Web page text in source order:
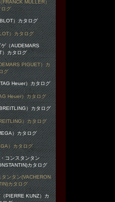
FRANCK MULLER）
ログ
）カタログ
PIGUET）カ
グ
Heuer）カタログ
）カタログ
）カタログ
ンタン(VACHERON
カタログ